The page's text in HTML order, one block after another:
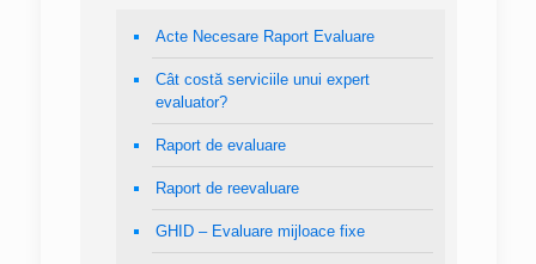
Acte Necesare Raport Evaluare
Cât costă serviciile unui expert
evaluator?
Raport de evaluare
Raport de reevaluare
GHID – Evaluare mijloace fixe